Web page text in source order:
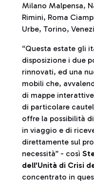
Milano Malpensa,
Rimini, Roma
Urbe, Torino,
“Questa estate gli
disposizione i due
rinnovati, ed una
mobili che,
di mappe
di particolare
offre la possibilità
in viaggio e di
direttamente sul
necessità” - così
dell’Unità di Crisi
concentrato in